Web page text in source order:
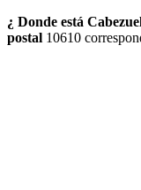
¿ Donde está
postal 10610